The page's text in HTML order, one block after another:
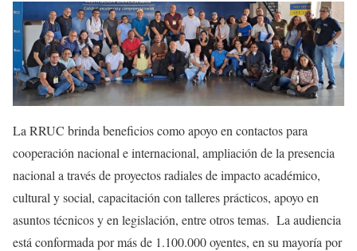
La RRUC brinda beneficioscomo apoyo en contactos para
cooperación nacional e internacional, ampliación de la presencia
nacional a través de proyectos radiales de impacto académico,
cultural y social, capacitación con talleres prácticos, apoyo en
asuntos técnicos y en legislación, entre otros temas. La audiencia
está conformada por más de 1.100.000 oyentes, en su mayoría por